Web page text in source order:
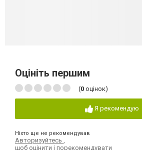
Оцініть першим
(0 оцінок)
Я рекомендую
Ніхто ще не рекомендував
Авторизуйтесь
щоб оцінити і порекомендувати